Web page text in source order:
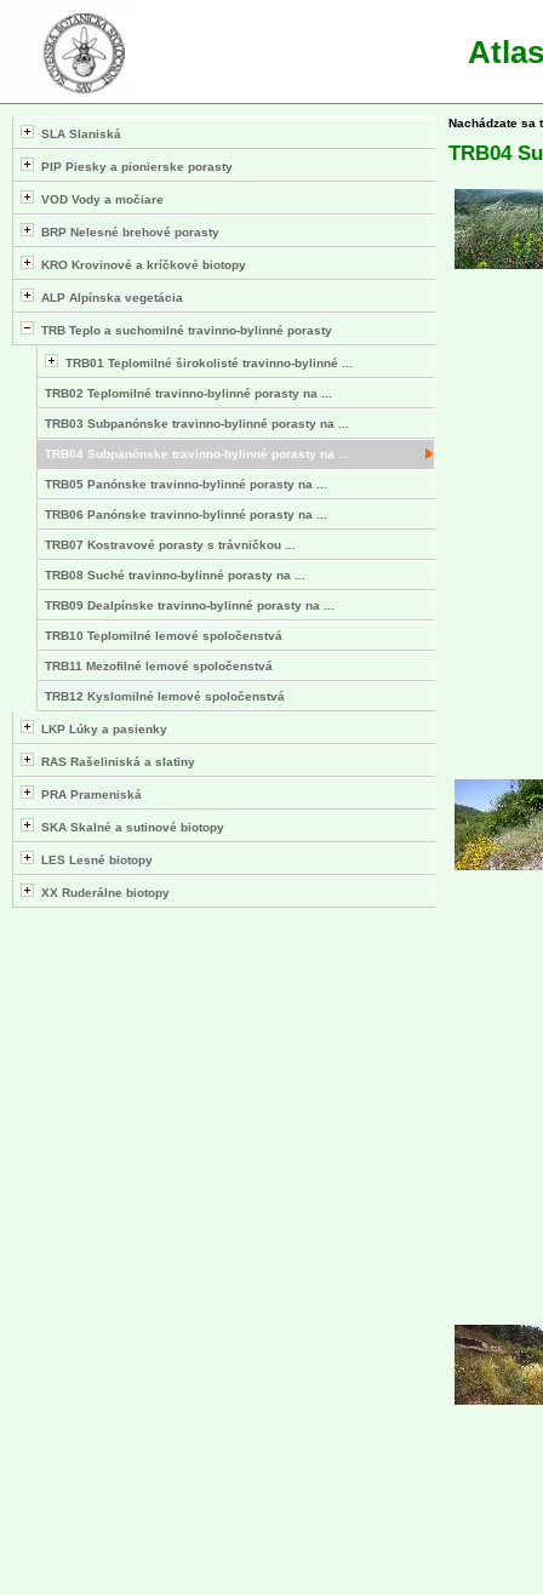
SLA Slaniská
PIP Piesky a pionierske porasty
VOD Vody a močiare
BRP Nelesné brehové porasty
KRO Krovinové a kríčkové biotopy
ALP Alpínska vegetácia
TRB Teplo a suchomilné travinno-bylinné porasty
TRB01 Teplomilné širokolisté travinno-bylinné ...
TRB02 Teplomilné travinno-bylinné porasty na ...
TRB03 Subpanónske travinno-bylinné porasty na ...
TRB04 Subpanónske travinno-bylinné porasty na ...
TRB05 Panónske travinno-bylinné porasty na ...
TRB06 Panónske travinno-bylinné porasty na ...
TRB07 Kostravové porasty s trávničkou ...
TRB08 Suché travinno-bylinné porasty na ...
TRB09 Dealpínske travinno-bylinné porasty na ...
TRB10 Teplomilné lemové spoločenstvá
TRB11 Mezofilné lemové spoločenstvá
TRB12 Kyslomilné lemové spoločenstvá
LKP Lúky a pasienky
RAS Rašeliniská a slatiny
PRA Prameniská
SKA Skalné a sutinové biotopy
LES Lesné biotopy
XX Ruderálne biotopy
Nachádzate sa
TRB04